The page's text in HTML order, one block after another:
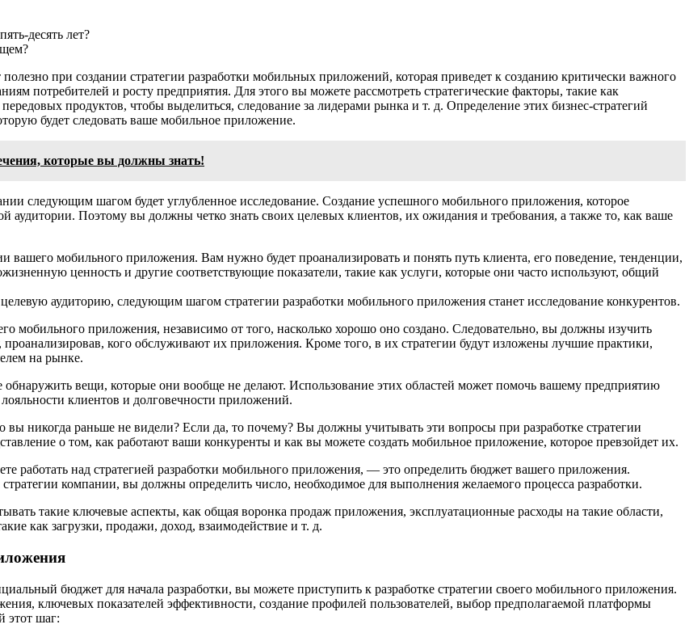
десять лет?
полезно при создании стратегии разработки мобильных приложений, которая приведет к созданию критически важного
потребителей и росту предприятия. Для этого вы можете рассмотреть стратегические факторы, такие как
продуктов, чтобы выделиться, следование за лидерами рынка и т. д. Определение этих бизнес-стратегий
будет следовать ваше мобильное приложение.
которые вы должны знать!
следующим шагом будет углубленное исследование. Создание успешного мобильного приложения, которое
аудитории. Поэтому вы должны четко знать своих целевых клиентов, их ожидания и требования, а также то, как ваше
вашего мобильного приложения. Вам нужно будет проанализировать и понять путь клиента, его поведение, тенденции,
ценность и другие соответствующие показатели, такие как услуги, которые они часто используют, общий
аудиторию, следующим шагом стратегии разработки мобильного приложения станет исследование конкурентов.
мобильного приложения, независимо от того, насколько хорошо оно создано. Следовательно, вы должны изучить
кого обслуживают их приложения. Кроме того, в их стратегии будут изложены лучшие практики,
на рынке.
обнаружить вещи, которые они вообще не делают. Использование этих областей может помочь вашему предприятию
клиентов и долговечности приложений.
никогда раньше не видели? Если да, то почему? Вы должны учитывать эти вопросы при разработке стратегии
о том, как работают ваши конкуренты и как вы можете создать мобильное приложение, которое превзойдет их.
работать над стратегией разработки мобильного приложения, — это определить бюджет вашего приложения.
компании, вы должны определить число, необходимое для выполнения желаемого процесса разработки.
такие ключевые аспекты, как общая воронка продаж приложения, эксплуатационные расходы на такие области,
как загрузки, продажи, доход, взаимодействие и т. д.
бюджет для начала разработки, вы можете приступить к разработке стратегии своего мобильного приложения.
ключевых показателей эффективности, создание профилей пользователей, выбор предполагаемой платформы
этот шаг: